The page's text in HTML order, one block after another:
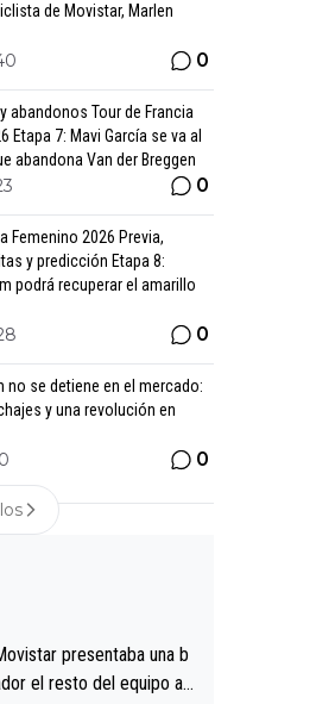
de Movistar, Marlen
0
abandonos Tour de Francia
Etapa 7: Mavi García se va al
abandona Van der Breggen
0
Femenino 2026 Previa,
y predicción Etapa 8:
podrá recuperar el amarillo
0
no se detiene en el mercado:
y una revolución en
0
presentaba una b
el resto del equipo a